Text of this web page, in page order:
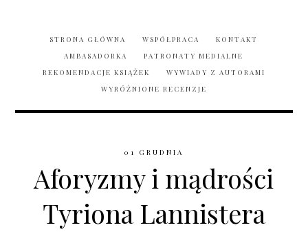
STRONA GŁÓWNA WSPÓŁPRACA
KONTAKT
AMBASADORKA
PATRONATY MEDIALNE
REKOMENDACJE KSIĄŻEK
WYWIADY Z AUTORAMI
WYRÓŻNIONE RECENZJE
01 GRUDNIA
Aforyzmy i mądrości
Tyriona Lannistera